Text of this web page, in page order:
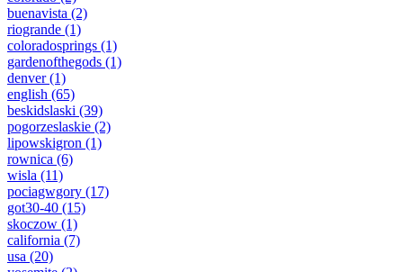
buenavista (2)
riogrande (1)
coloradosprings (1)
gardenofthegods (1)
denver(1)
english (65)
beskidslaski (39)
pogorzeslaskie (2)
lipowskigron (1)
rownica (6)
wisla (11)
pociagwgory (17)
got30-40 (15)
skoczow (1)
california (7)
usa (20)